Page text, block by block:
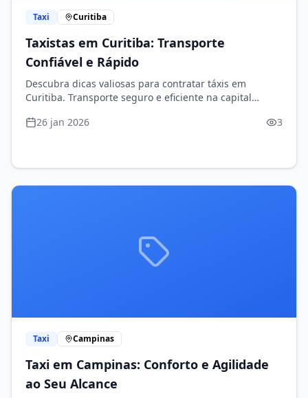
Taxi Curitiba
Taxistas em Curitiba: Transporte
Confiável e Rápido
Descubra dicas valiosas para contratar táxis em
Curitiba. Transporte seguro e eficiente na capital
26 jan 2026
3
Taxi Campinas
Taxi em Campinas: Conforto e Agilidade
ao Seu Alcance